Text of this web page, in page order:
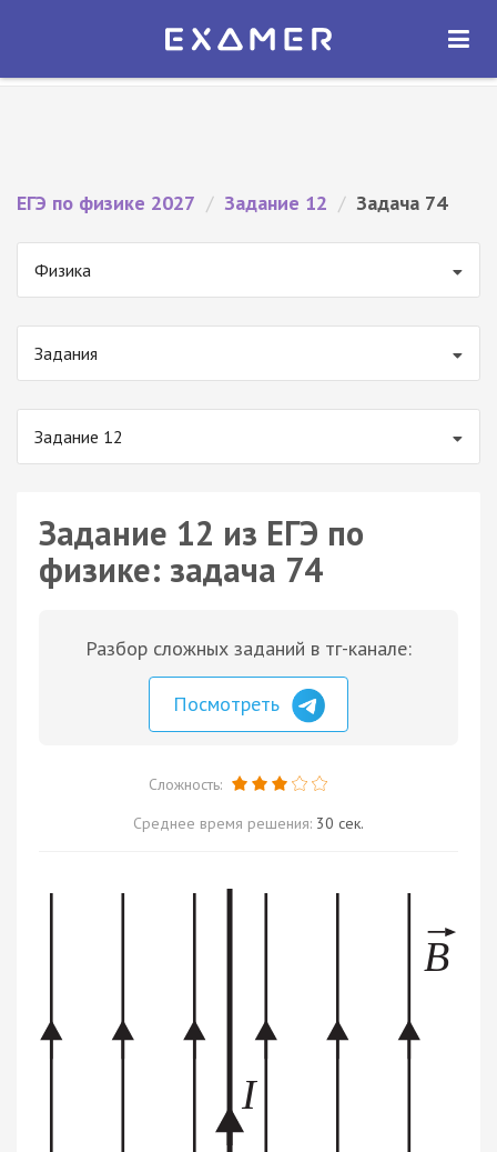
Экзамер — ЕГЭ 2027
ОТКРЫТЬ
ЕГЭ по физике 2027 / Задание 12 / Задача 74
Физика
Задания
Задание 12
Задание 12 из ЕГЭ по
физике: задача 74
Разбор сложных заданий в тг-канале:
Посмотреть
Сложность:
Среднее время решения: 30 сек.